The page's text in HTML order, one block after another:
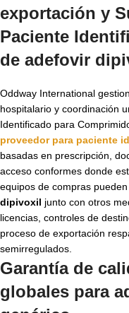
exportación y
Paciente
de adefovir
Oddway International
hospitalario y coordinación
Identificado para
proveedor para paciente
basadas en prescripción,
acceso conformes donde
equipos de compras
dipivoxil junto con otros
licencias, controles de
proceso de exportación
semirregulados.
Garantía de
globales para